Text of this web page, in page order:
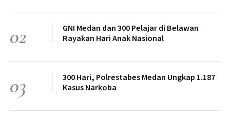
02
GNI Medan dan 300 Pelajar di Belawan
Rayakan Hari Anak Nasional
03
300 Hari, Polrestabes Medan Ungkap 1.187
Kasus Narkoba